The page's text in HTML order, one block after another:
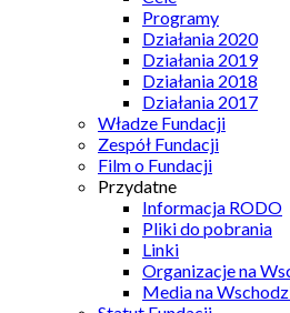
Programy
Działania 2020
Działania 2019
Działania 2018
Działania 2017
Władze Fundacji
Zespół Fundacji
Film o Fundacji
Przydatne
Informacja RODO
Pliki do pobrania
Linki
Organizacje na
Media na